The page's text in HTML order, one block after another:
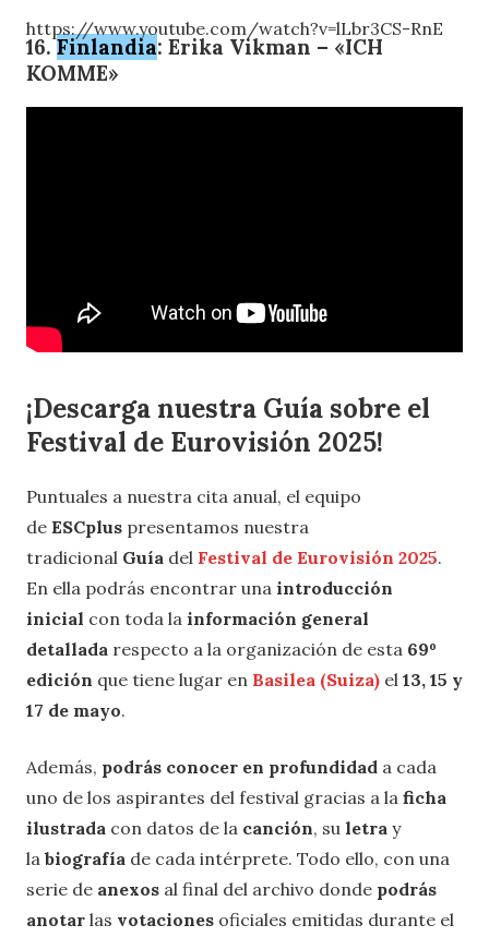
https://www.youtube.com/watch?v=lLbr3CS-RnE
16.Finlandia: Erika Vikman – «ICH
KOMME»
¡Descarga nuestra Guía sobre el
Festival de Eurovisión 2025!
Puntuales a nuestra cita anual, el equipo
de ESCplus presentamos nuestra
tradicional Guía del Festival de Eurovisión 2025.
En ella podrás encontrar una introducción
inicial con toda la información general
detallada respecto a la organización de esta 69º
edición que tiene lugar en Basilea (Suiza) el 13, 15 y
17 de mayo.
Además, podrás conocer en profundidad a cada
uno de los aspirantes del festival gracias a la ficha
ilustrada con datos de la canción, su letra y
la biografía de cada intérprete. Todo ello, con una
serie de anexos al final del archivo donde podrás
anotar las votaciones oficiales emitidas durante el